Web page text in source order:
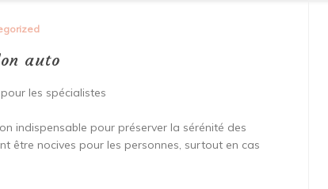
auto
les spécialistes
indispensable pour préserver la sérénité des
être nocives pour les personnes, surtout en cas